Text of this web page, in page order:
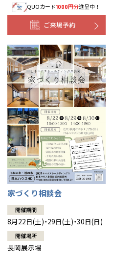
QUOカード1000円分進呈中！
ご来場予約
家づくり相談会
開催期間
8月22日(土)・29日(土)・30日(日)
開催場所
長岡展示場